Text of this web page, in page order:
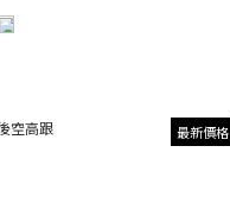
最新價格